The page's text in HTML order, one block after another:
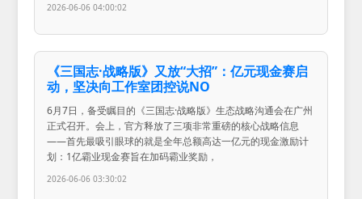
2026-06-06 04:00:02
《三国志·战略版》又放“大招”：亿元现金赛启
动，坚决向工作室团控说NO
6月7日，备受瞩目的《三国志·战略版》生态战略沟通会在广州
正式召开。会上，官方释放了三项非常重磅的核心战略信息
——首先最吸引眼球的就是全年总额高达一亿元的现金激励计
划：1亿霸业现金赛旨在加码霸业奖励，
2026-06-06 03:30:02